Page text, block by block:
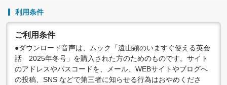
利用条件
ご利用条件
●ダウンロード音声は、ムック「遠山顕のいますぐ使える英会
話 2025年冬号」を購入された方のためのものです。サイト
のアドレスやパスコードを、メール、WEBサイトやブログへ
の投稿、SNS などで第三者に知らせる行為はおやめくださ